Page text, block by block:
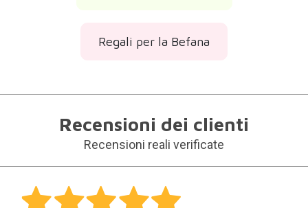
Regali per la Befana
Recensioni dei clienti
Recensioni reali verificate